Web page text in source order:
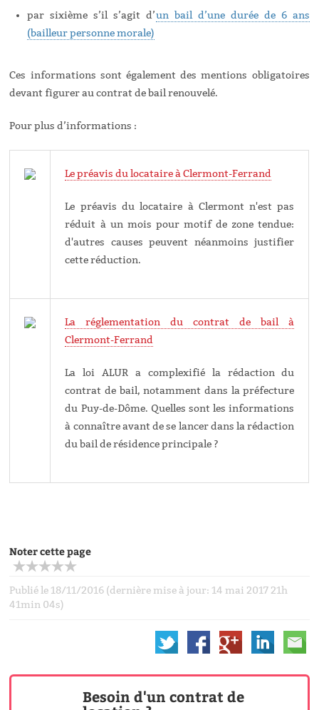
par sixième s’il s’agit d’un bail d’une durée de 6 ans
(bailleur personne morale)
Ces informations sont également des mentions obligatoires
devant figurer au contrat de bail renouvelé.
Pour plus d’informations :
Le préavis du locataire à Clermont-Ferrand
Le préavis du locataire à Clermont n'est pas
réduit à un mois pour motif de zone tendue:
d'autres causes peuvent néanmoins justifier
cette réduction.
La réglementation du contrat de bail à
Clermont-Ferrand
La loi ALUR a complexifié la rédaction du
contrat de bail, notamment dans la préfecture
du Puy-de-Dôme. Quelles sont les informations
à connaître avant de se lancer dans la rédaction
du bail de résidence principale ?
Noter cette page
Publié le 18/11/2016 (dernière mise à jour: 14 mai 2017 21h
41min 04s)
Besoin d'un contrat de